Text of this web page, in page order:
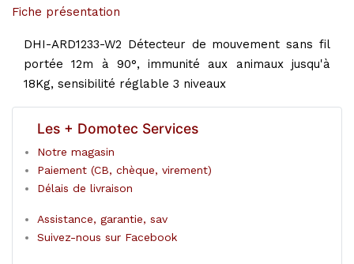
Fiche présentation
DHI-ARD1233-W2 Détecteur de mouvement sans fil
portée 12m à 90°, immunité aux animaux jusqu'à
18Kg, sensibilité réglable 3 niveaux
Les + Domotec Services
Notre magasin
Paiement (CB, chèque, virement)
Délais de livraison
Assistance, garantie, sav
Suivez-nous sur Facebook